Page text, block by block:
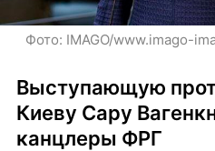
Фото: IMAGO/www.imago-
Выступающую
Киеву Сару
канцлеры ФРГ